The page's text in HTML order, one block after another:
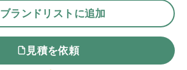
ブランドリストに追加
見積を依頼